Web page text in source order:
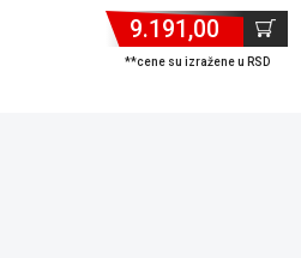
9.191,00
**cene su izražene u RSD